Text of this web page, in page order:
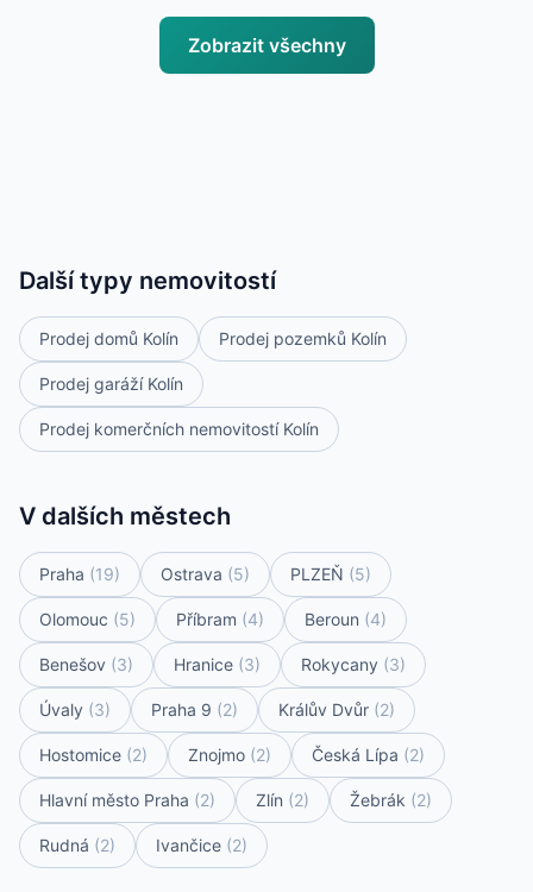
Zobrazit všechny
Další typy nemovitostí
Prodej domů Kolín Prodej pozemků Kolín
Prodej garáží Kolín
Prodej komerčních nemovitostí Kolín
V dalších městech
Praha (19) Ostrava (5) PLZEŇ (5)
Olomouc (5) Příbram (4) Beroun (4)
Benešov (3) Hranice (3) Rokycany (3)
Úvaly (3) Praha 9 (2) Králův Dvůr (2)
Hostomice (2) Znojmo (2) Česká Lípa (2)
Hlavní město Praha (2) Zlín (2) Žebrák (2)
Rudná (2) Ivančice (2)